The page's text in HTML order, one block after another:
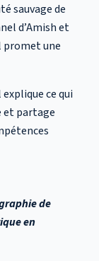
sauvage de
d’Amish et
promet une
ce qui
et partage
de
en